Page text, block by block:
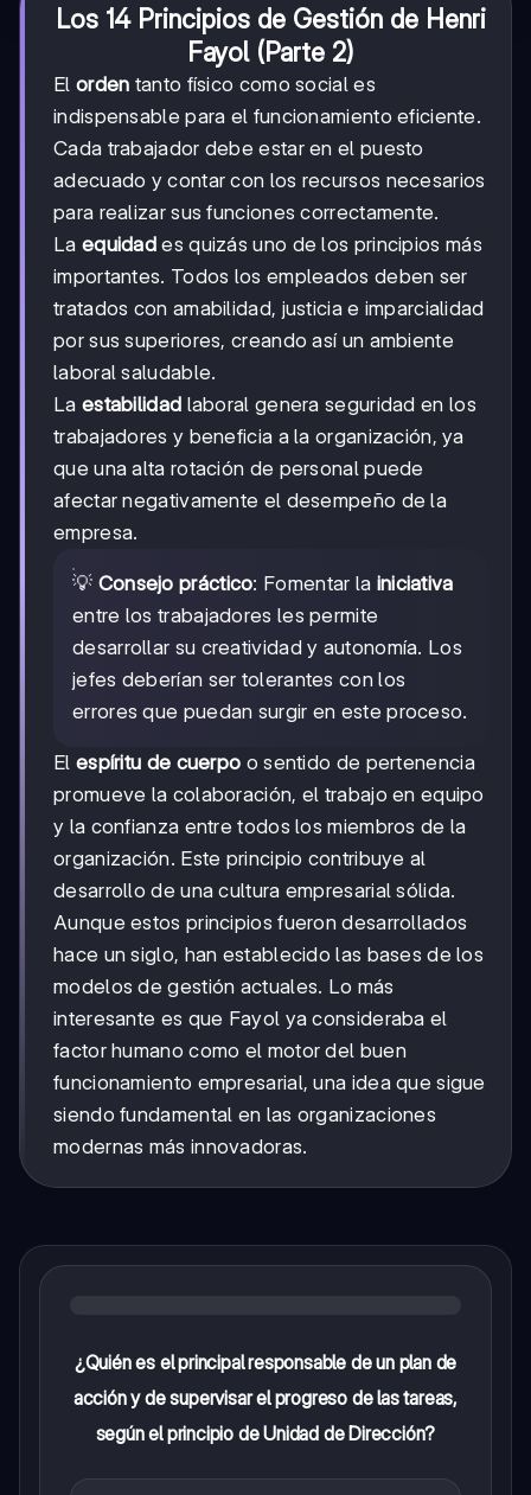
Los 14 Principios de Gestión de Henri
Fayol (Parte 2)
El orden tanto físico como social es
indispensable para el funcionamiento eficiente.
Cada trabajador debe estar en el puesto
adecuado y contar con los recursos necesarios
para realizar sus funciones correctamente.
La equidad es quizás uno de los principios más
importantes. Todos los empleados deben ser
tratados con amabilidad, justicia e imparcialidad
por sus superiores, creando así un ambiente
laboral saludable.
La estabilidad laboral genera seguridad en los
trabajadores y beneficia a la organización, ya
que una alta rotación de personal puede
afectar negativamente el desempeño de la
empresa.
💡 Consejo práctico: Fomentar la iniciativa
entre los trabajadores les permite
desarrollar su creatividad y autonomía. Los
jefes deberían ser tolerantes con los
errores que puedan surgir en este proceso.
El espíritu de cuerpo o sentido de pertenencia
promueve la colaboración, el trabajo en equipo
y la confianza entre todos los miembros de la
organización. Este principio contribuye al
desarrollo de una cultura empresarial sólida.
Aunque estos principios fueron desarrollados
hace un siglo, han establecido las bases de los
modelos de gestión actuales. Lo más
interesante es que Fayol ya consideraba el
factor humano como el motor del buen
funcionamiento empresarial, una idea que sigue
siendo fundamental en las organizaciones
modernas más innovadoras.
¿Quién es el principal responsable de un plan de
acción y de supervisar el progreso de las tareas,
según el principio de Unidad de Dirección?